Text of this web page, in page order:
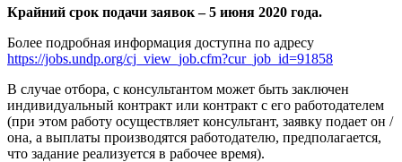
Крайний срок подачи заявок – 5 июня 2020 года.
Более подробная информация доступна по адресу
https://jobs.undp.org/cj_view_job.cfm?cur_job_id=91858
В случае отбора, с консультантом может быть заключен
индивидуальный контракт или контракт с его работодателем
(при этом работу осуществляет консультант, заявку подает он /
она, а выплаты производятся работодателю, предполагается,
что задание реализуется в рабочее время).